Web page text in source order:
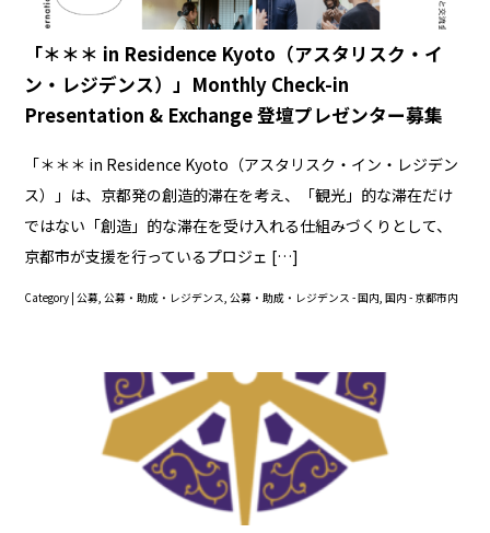
「＊＊＊ in Residence Kyoto（アスタリスク・イ
ン・レジデンス）」Monthly Check-in
Presentation & Exchange 登壇プレゼンター募集
「＊＊＊ in Residence Kyoto（アスタリスク・イン・レジデン
ス）」は、京都発の創造的滞在を考え、「観光」的な滞在だけ
ではない「創造」的な滞在を受け入れる仕組みづくりとして、
京都市が支援を行っているプロジェ […]
Category |公募,公募・助成・レジデンス,公募・助成・レジデンス - 国内,国内 - 京都市内